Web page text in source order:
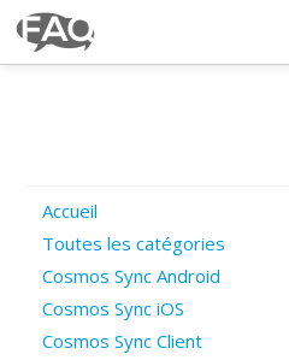
Poser une question
Questions ouvertes
Accueil
Toutes les catégories
Cosmos Sync Android
Cosmos Sync iOS
Cosmos Sync Client